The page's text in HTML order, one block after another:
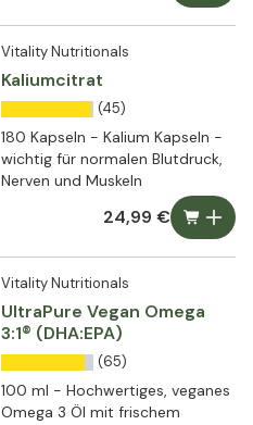
Vitality Nutritionals
Kaliumcitrat
(45)
180 Kapseln - Kalium Kapseln -
wichtig für normalen Blutdruck,
Nerven und Muskeln
24,99 €
Vitality Nutritionals
UltraPure Vegan Omega
3:1® (DHA:EPA)
(65)
100 ml - Hochwertiges, veganes
Omega 3 Öl mit frischem